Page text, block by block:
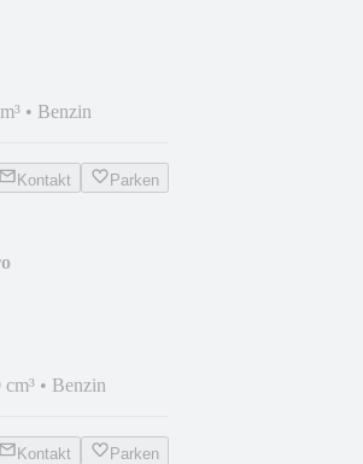
• Benzin
Kontakt Parken
cm³ • Benzin
Kontakt Parken